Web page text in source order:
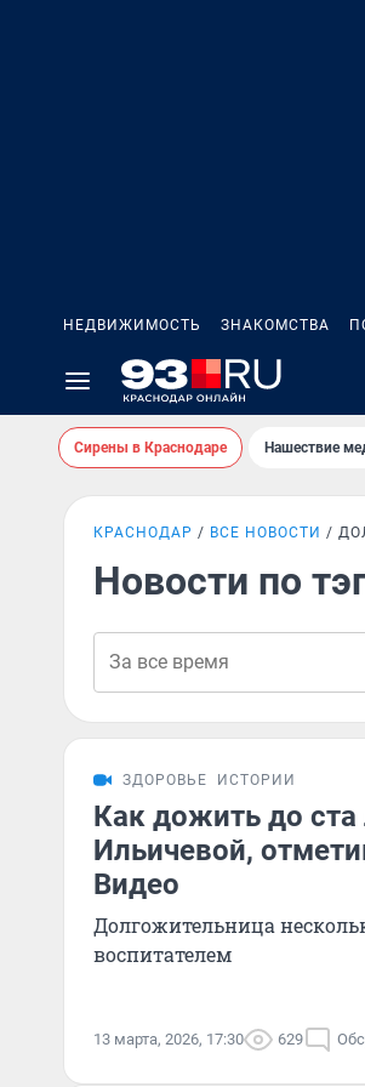
НЕДВИЖИМОСТЬ ЗНАКОМСТВА
Сирены в Краснодаре Нашествие
КРАСНОДАР ВСЕ НОВОСТИ
Новости по
ЗДОРОВЬЕ ИСТОРИИ
Как дожить до
Ильичевой,
Видео
Долгожительница
воспитателем
13 марта, 2026, 17:30 629